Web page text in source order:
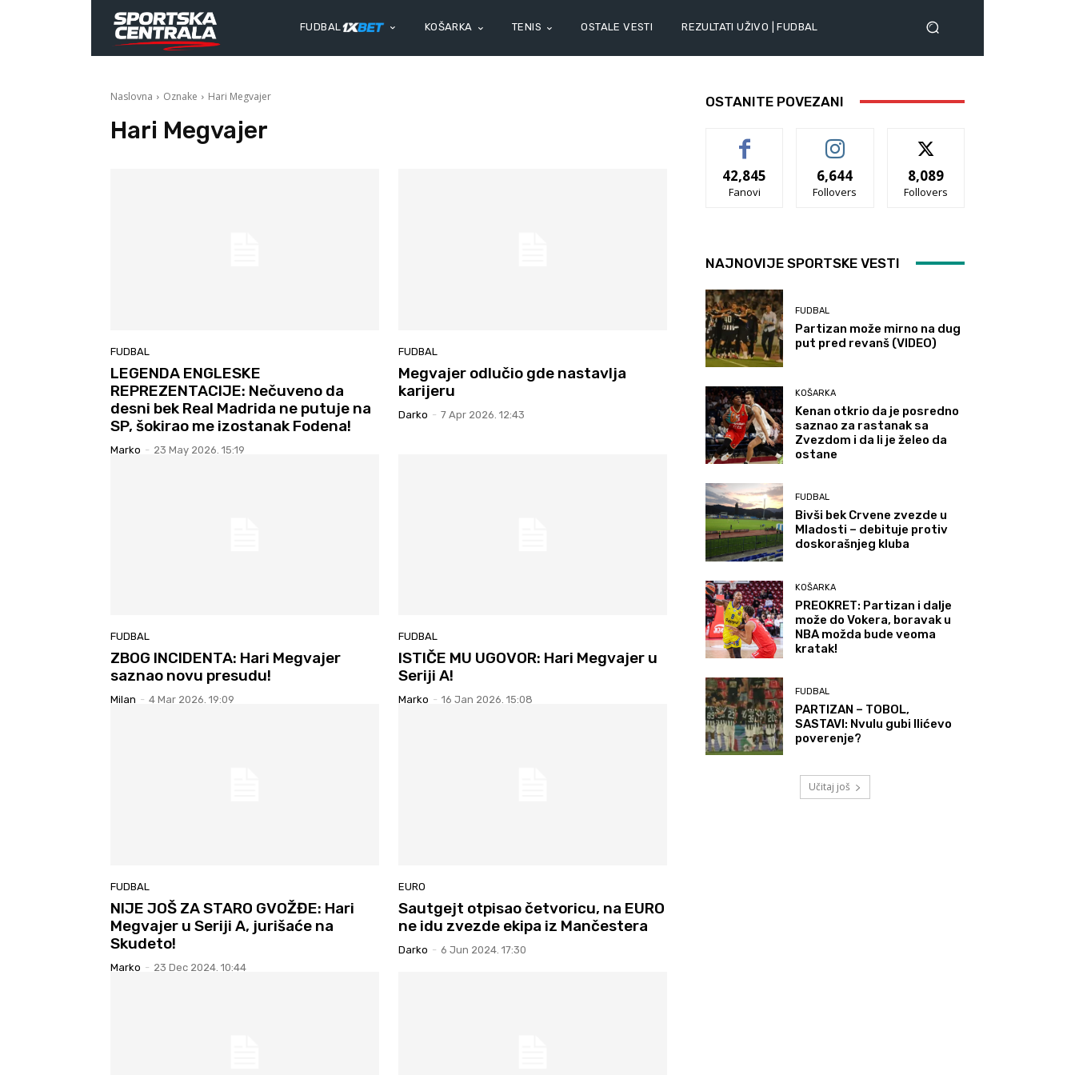
FUDBAL KOŠARKA TENIS OSTALE VESTI REZULTATI UŽIVO | FUDBAL
Naslovna Oznake Hari Megvajer
Hari Megvajer
FUDBAL
LEGENDA ENGLESKE
REPREZENTACIJE: Nečuveno da
desni bek Real Madrida ne putuje na
SP, šokirao me izostanak Fodena!
Marko - 23 May 2026. 15:19
FUDBAL
Megvajer odlučio gde nastavlja
karijeru
Darko - 7 Apr 2026. 12:43
FUDBAL
ZBOG INCIDENTA: Hari Megvajer
saznao novu presudu!
Milan - 4 Mar 2026. 19:09
FUDBAL
ISTIČE MU UGOVOR: Hari Megvajer u
Seriji A!
Marko - 16 Jan 2026. 15:08
FUDBAL
NIJE JOŠ ZA STARO GVOŽĐE: Hari
Megvajer u Seriji A, jurišaće na
Skudeto!
Marko - 23 Dec 2024. 10:44
EURO
Sautgejt otpisao četvoricu, na EURO
ne idu zvezde ekipa iz Mančestera
Darko - 6 Jun 2024. 17:30
OSTANITE POVEZANI
42,845
Fanovi
6,644
Follovers
8,089
Follovers
NAJNOVIJE SPORTSKE VESTI
FUDBAL
Partizan može mirno na dug
put pred revanš (VIDEO)
KOŠARKA
Kenan otkrio da je posredno
saznao za rastanak sa
Zvezdom i da li je želeo da
ostane
FUDBAL
Bivši bek Crvene zvezde u
Mladosti – debituje protiv
doskorašnjeg kluba
KOŠARKA
PREOKRET: Partizan i dalje
može do Vokera, boravak u
NBA možda bude veoma
kratak!
FUDBAL
PARTIZAN – TOBOL,
SASTAVI: Nvulu gubi Ilićevo
poverenje?
Učitaj još